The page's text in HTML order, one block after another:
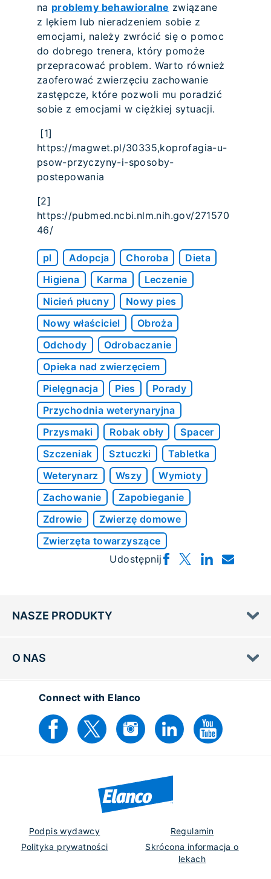
na problemy behawioralne związane
z lękiem lub nieradzeniem sobie z
emocjami, należy zwrócić się o pomoc
do dobrego trenera, który pomoże
przepracować problem. Warto również
zaoferować zwierzęciu zachowanie
zastępcze, które pozwoli mu poradzić
sobie z emocjami w ciężkiej sytuacji.
[1]
https://magwet.pl/30335,koprofagia-u-
psow-przyczyny-i-sposoby-
postepowania
[2]
https://pubmed.ncbi.nlm.nih.gov/271570
46/
pl Adopcja Choroba
Dieta
Higiena
Karma
Leczenie
Nicień płucny
Nowy pies
Nowy właściciel
Obroża
Odchody
Odrobaczanie
Opieka nad zwierzęciem
Pielęgnacja
Pies
Porady
Przychodnia weterynaryjna
Przysmaki
Robak obły
Spacer
Szczeniak
Sztuczki
Tabletka
Weterynarz
Wszy
Wymioty
Zachowanie
Zapobieganie
Zdrowie
Zwierzę domowe
Zwierzęta towarzyszące
Udostępnij
NASZE PRODUKTY
O NAS
Connect with Elanco
Podpis wydawcy
Regulamin
Polityka prywatności
Skrócona informacja o
lekach